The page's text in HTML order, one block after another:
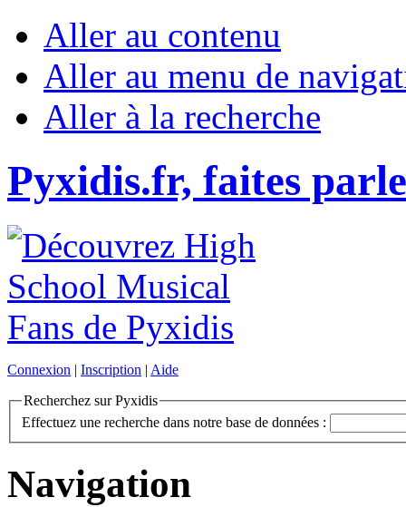
Aller au contenu
Aller au menu de
Aller à la recherche
Pyxidis.fr, faites
Connexion | Inscription | Aide
Recherchez sur Pyxidis
Effectuez une recherche dans notre base de données :
Navigation